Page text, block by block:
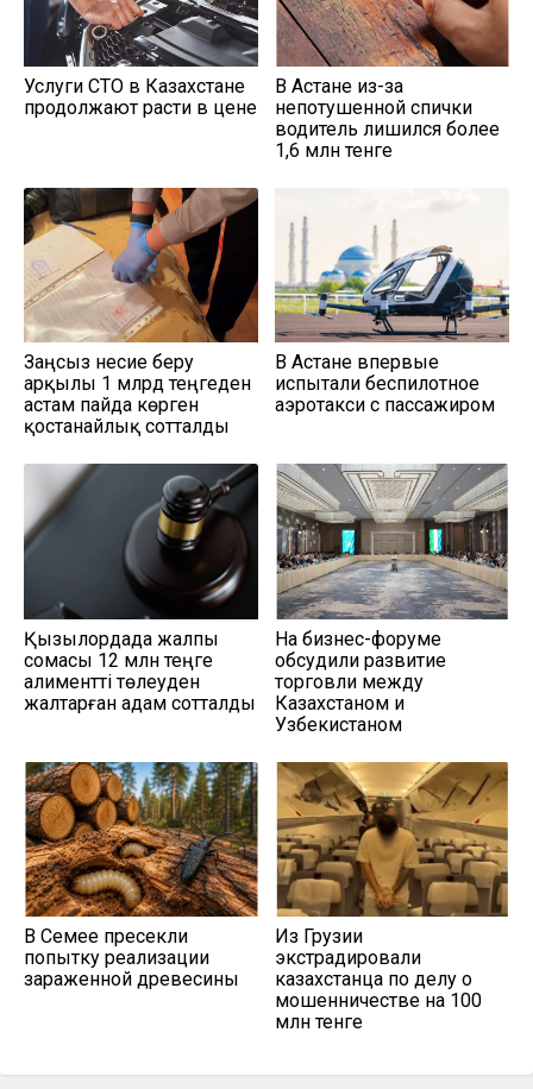
Услуги СТО в Казахстане
продолжают расти в цене
В Астане из-за
непотушенной спички
водитель лишился более
1,6 млн тенге
Заңсыз несие беру
арқылы 1 млрд теңгеден
астам пайда көрген
қостанайлық сотталды
В Астане впервые
испытали беспилотное
аэротакси с пассажиром
Қызылордада жалпы
сомасы 12 млн теңге
алиментті төлеуден
жалтарған адам сотталды
На бизнес-форуме
обсудили развитие
торговли между
Казахстаном и
Узбекистаном
В Семее пресекли
попытку реализации
зараженной древесины
Из Грузии
экстрадировали
казахстанца по делу о
мошенничестве на 100
млн тенге